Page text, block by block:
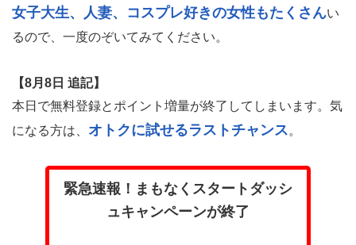
女子大生、人妻、コスプレ好きの女性もたくさんい
るので、一度のぞいてみてください。
【8月8日 追記】
本日で無料登録とポイント増量が終了してしまいます。気
になる方は、 オトクに試せるラストチャンス。
緊急速報！まもなくスタートダッシ
ュキャンペーンが終了